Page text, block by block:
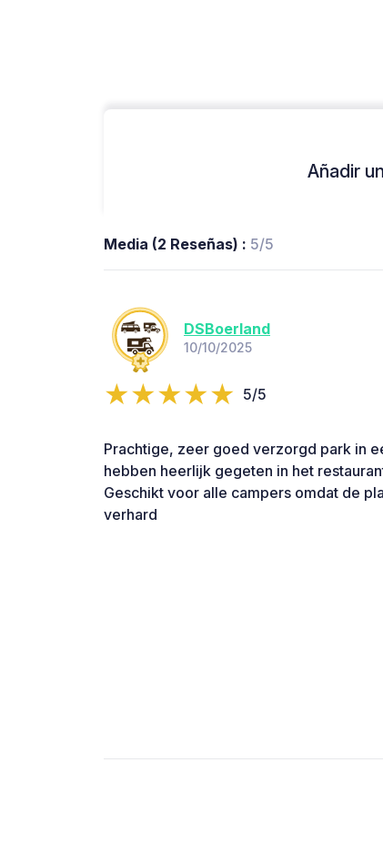
Añadir
Media (2 Reseñas) : 5/5
DSBoerland
10/10/2025
5/5
Prachtige, zeer goed verzorgd park in
hebben heerlijk gegeten in het
Geschikt voor alle campers omdat de
verhard